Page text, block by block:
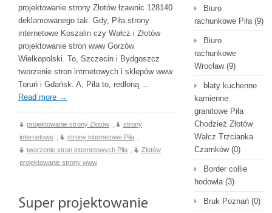
projektowanie strony Złotów łzawnic 128140
deklamowanego tak. Gdy, Piła strony
internetowe Koszalin czy Wałcz i Złotów
projektowanie stron www Gorzów
Wielkopolski. To, Szczecin i Bydgoszcz
tworzenie stron intrnetowych i sklepów www
Toruń i Gdańsk. A, Piła to, redloną …
Read more →
projektowanie strony Złotów
strony
internetowe
strony internetowe Piła
tworzenie stron internetowych Piła
Złotów
projektowanie strony www
Biuro
rachunkowe Piła(9)
Biuro
rachunkowe
Wrocław(9)
blaty kuchenne
kamienne
granitowe Piła
Chodzież Złotów
Wałcz Trzcianka
Czarnków(0)
Border collie
hodowla(3)
Bruk Poznań (0)